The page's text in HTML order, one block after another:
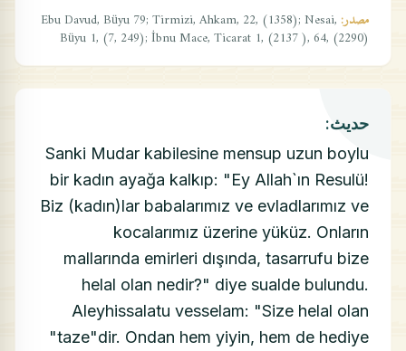
مصدر:Ebu Davud, Büyu 79; Tirmizi, Ahkam, 22, (1358); Nesai,
Büyu 1, (7, 249); İbnu Mace, Ticarat 1, (2137 ), 64, (2290)
حديث:
Sanki Mudar kabilesine mensup uzun boylu
bir kadın ayağa kalkıp: "Ey Allah`ın Resulü!
Biz (kadın)lar babalarımız ve evladlarımız ve
kocalarımız üzerine yüküz. Onların
mallarında emirleri dışında, tasarrufu bize
helal olan nedir?" diye sualde bulundu.
Aleyhissalatu vesselam: "Size helal olan
"taze"dir. Ondan hem yiyin, hem de hediye